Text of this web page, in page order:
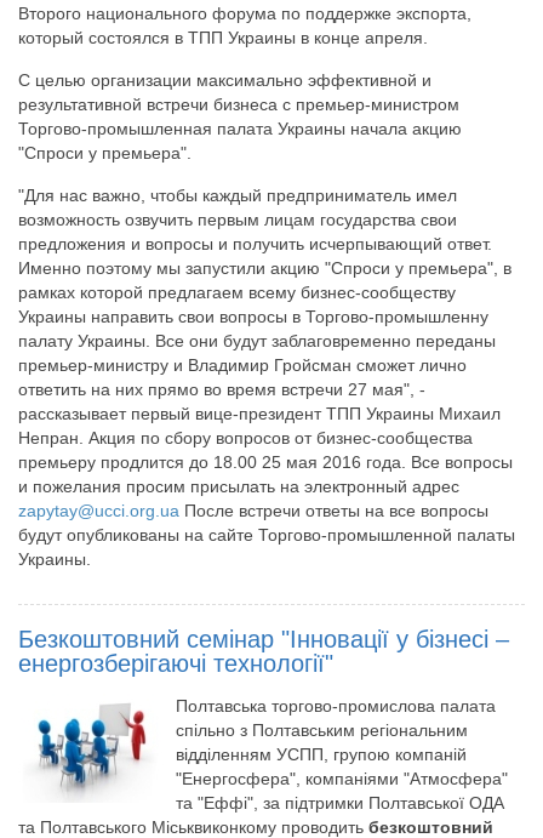
Второго национального форума по поддержке экспорта,
который состоялся в ТПП Украины в конце апреля.
С целью организации максимально эффективной и
результативной встречи бизнеса с премьер-министром
Торгово-промышленная палата Украины начала акцию
"Спроси у премьера".
"Для нас важно, чтобы каждый предприниматель имел
возможность озвучить первым лицам государства свои
предложения и вопросы и получить исчерпывающий ответ.
Именно поэтому мы запустили акцию "Спроси у премьера", в
рамках которой предлагаем всему бизнес-сообществу
Украины направить свои вопросы в Торгово-промышленну
палату Украины. Все они будут заблаговременно переданы
премьер-министру и Владимир Гройсман сможет лично
ответить на них прямо во время встречи 27 мая", -
рассказывает первый вице-президент ТПП Украины Михаил
Непран. Акция по сбору вопросов от бизнес-сообщества
премьеру продлится до 18.00 25 мая 2016 года. Все вопросы
и пожелания просим присылать на электронный адрес
zapytay@ucci.org.ua После встречи ответы на все вопросы
будут опубликованы на сайте Торгово-промышленной палаты
Украины.
Безкоштовний семінар "Інновації у бізнесі –
енергозберігаючі технології"
Полтавська торгово-промислова палата
спільно з Полтавським регіональним
відділенням УСПП, групою компаній
"Енергосфера", компаніями "Атмосфера"
та "Еффі", за підтримки Полтавської ОДА
та Полтавського Міськвиконкому проводить безкоштовний